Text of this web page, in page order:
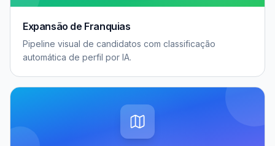
Expansão de Franquias
Pipeline visual de candidatos com classificação
automática de perfil por IA.